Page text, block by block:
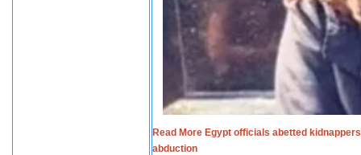
Read More Egypt officials abetted
abduction